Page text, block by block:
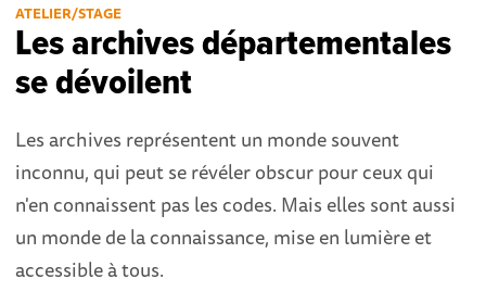
ATELIER/STAGE
Les archives départementales
se dévoilent
Les archives représentent un monde souvent
inconnu, qui peut se révéler obscur pour ceux qui
n'en connaissent pas les codes. Mais elles sont aussi
un monde de la connaissance, mise en lumière et
accessible à tous.